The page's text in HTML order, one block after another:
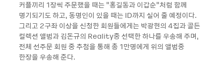
커플끼리 1장씩 주문했을 때는 “홍길동과 이갑순”처럼 함께
명기되기도 하고, 동명인이 있을 때는 ID까지 실어 줄 예정이다.
그리고 2구좌 이상을 신청한 회원들에게는 박광현의 4집과 골든
컬렉션 앨범과 김돈규의 Reality중 선택한 하나를 우송해 주며,
전체 선주문 회원 중 추첨을 통해 총 1만명에게 위의 앨범중
한장을 우송해 준다.